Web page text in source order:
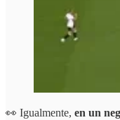
👀 Igualmente, en un